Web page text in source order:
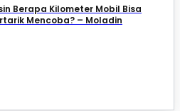
Berapa Kilometer Mobil Bisa
Mencoba? – Moladin